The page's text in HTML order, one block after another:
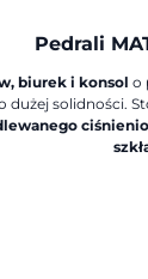
Pedrali
biurek i konsol o
dużej solidności.